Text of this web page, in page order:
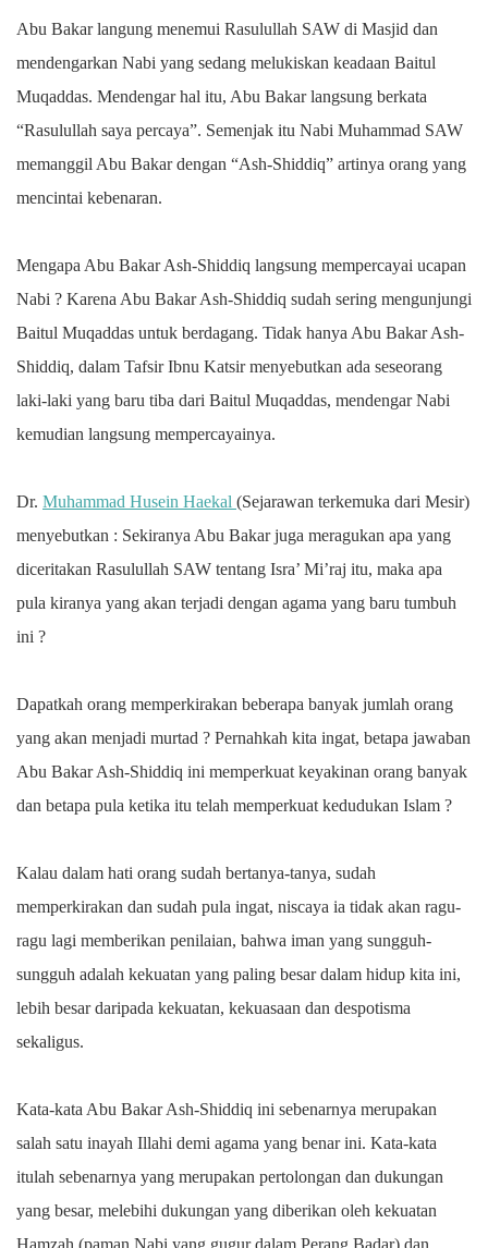
Abu Bakar langung menemui Rasulullah SAW di Masjid dan
mendengarkan Nabi yang sedang melukiskan keadaan Baitul
Muqaddas. Mendengar hal itu, Abu Bakar langsung berkata
“Rasulullah saya percaya”. Semenjak itu Nabi Muhammad SAW
memanggil Abu Bakar dengan “Ash-Shiddiq” artinya orang yang
mencintai kebenaran.
Mengapa Abu Bakar Ash-Shiddiq langsung mempercayai ucapan
Nabi ? Karena Abu Bakar Ash-Shiddiq sudah sering mengunjungi
Baitul Muqaddas untuk berdagang. Tidak hanya Abu Bakar Ash-
Shiddiq, dalam Tafsir Ibnu Katsir menyebutkan ada seseorang
laki-laki yang baru tiba dari Baitul Muqaddas, mendengar Nabi
kemudian langsung mempercayainya.
Dr. Muhammad Husein Haekal (Sejarawan terkemuka dari Mesir)
menyebutkan : Sekiranya Abu Bakar juga meragukan apa yang
diceritakan Rasulullah SAW tentang Isra’ Mi’raj itu, maka apa
pula kiranya yang akan terjadi dengan agama yang baru tumbuh
ini ?
Dapatkah orang memperkirakan beberapa banyak jumlah orang
yang akan menjadi murtad ? Pernahkah kita ingat, betapa jawaban
Abu Bakar Ash-Shiddiq ini memperkuat keyakinan orang banyak
dan betapa pula ketika itu telah memperkuat kedudukan Islam ?
Kalau dalam hati orang sudah bertanya-tanya, sudah
memperkirakan dan sudah pula ingat, niscaya ia tidak akan ragu-
ragu lagi memberikan penilaian, bahwa iman yang sungguh-
sungguh adalah kekuatan yang paling besar dalam hidup kita ini,
lebih besar daripada kekuatan, kekuasaan dan despotisma
sekaligus.
Kata-kata Abu Bakar Ash-Shiddiq ini sebenarnya merupakan
salah satu inayah Illahi demi agama yang benar ini. Kata-kata
itulah sebenarnya yang merupakan pertolongan dan dukungan
yang besar, melebihi dukungan yang diberikan oleh kekuatan
Hamzah (paman Nabi yang gugur dalam Perang Badar) dan